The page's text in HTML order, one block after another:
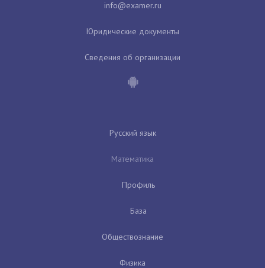
Юридические документы
Сведения об организации
Русский язык
Математика
Профиль
База
Обществознание
Физика